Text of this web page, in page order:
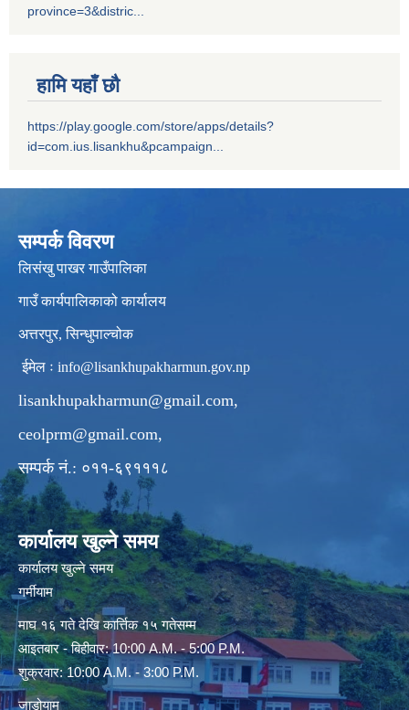
province=3&distric...
हामि यहाँ छौ
https://play.google.com/store/apps/details?
id=com.ius.lisankhu&pcampaign...
सम्पर्क विवरण
लिसंखु पाखर गाउँपालिका
गाउँ कार्यपालिकाको कार्यालय
अत्तरपुर, सिन्धुपाल्चोक
ईमेल ः info@lisankhupakharmun.gov.np
lisankhupakharmun@gmail.com,
ceolprm@gmail.com,
सम्पर्क नं.: ०११-६९१११८
कार्यालय खुल्ने समय
कार्यालय खुल्ने समय
गर्मीयाम
माघ १६ गते देखि कार्त्तिक १५ गतेसम्म
आइतबार - बिहीवार: 10:00 A.M. - 5:00 P.M.
शुक्रवार: 10:00 A.M. - 3:00 P.M.
जाडोयाम